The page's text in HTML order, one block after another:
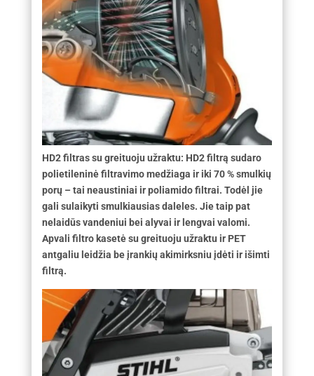
HD2 filtras su greituoju užraktu: HD2 filtrą sudaro
polietileninė filtravimo medžiaga ir iki 70 % smulkių
porų – tai neaustiniai ir poliamido filtrai. Todėl jie
gali sulaikyti smulkiausias daleles. Jie taip pat
nelaidūs vandeniui bei alyvai ir lengvai valomi.
Apvali filtro kasetė su greituoju užraktu ir PET
antgaliu leidžia be įrankių akimirksniu įdėti ir išimti
filtrą.